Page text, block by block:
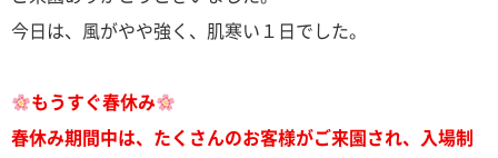
今日は、風がやや強く、肌寒い１日でした。
もうすぐ春休み
春休み期間中は、たくさんのお客様がご来園され、入場制